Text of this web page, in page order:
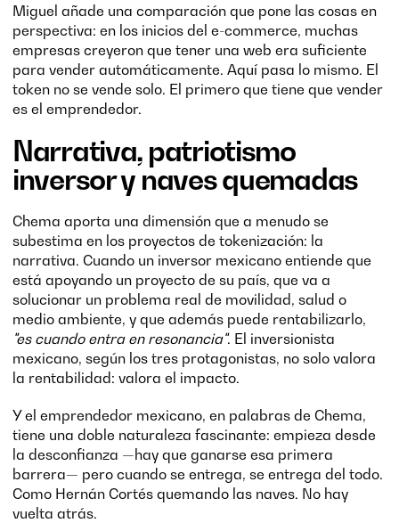
Miguel añade una comparación que pone las cosas en
perspectiva: en los inicios del e-commerce, muchas
empresas creyeron que tener una web era suficiente
para vender automáticamente. Aquí pasa lo mismo. El
token no se vende solo. El primero que tiene que vender
es el emprendedor.
Narrativa, patriotismo
inversor y naves quemadas
Chema aporta una dimensión que a menudo se
subestima en los proyectos de tokenización: la
narrativa. Cuando un inversor mexicano entiende que
está apoyando un proyecto de su país, que va a
solucionar un problema real de movilidad, salud o
medio ambiente, y que además puede rentabilizarlo,
"es cuando entra en resonancia". El inversionista
mexicano, según los tres protagonistas, no solo valora
la rentabilidad: valora el impacto.
Y el emprendedor mexicano, en palabras de Chema,
tiene una doble naturaleza fascinante: empieza desde
la desconfianza —hay que ganarse esa primera
barrera— pero cuando se entrega, se entrega del todo.
Como Hernán Cortés quemando las naves. No hay
vuelta atrás.